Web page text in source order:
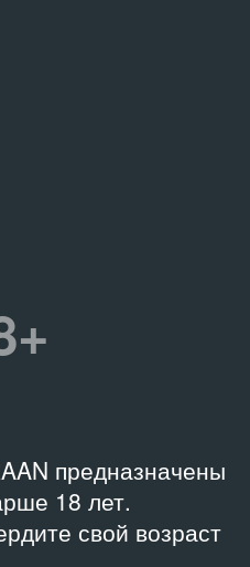
предназначены
18 лет.
свой возраст